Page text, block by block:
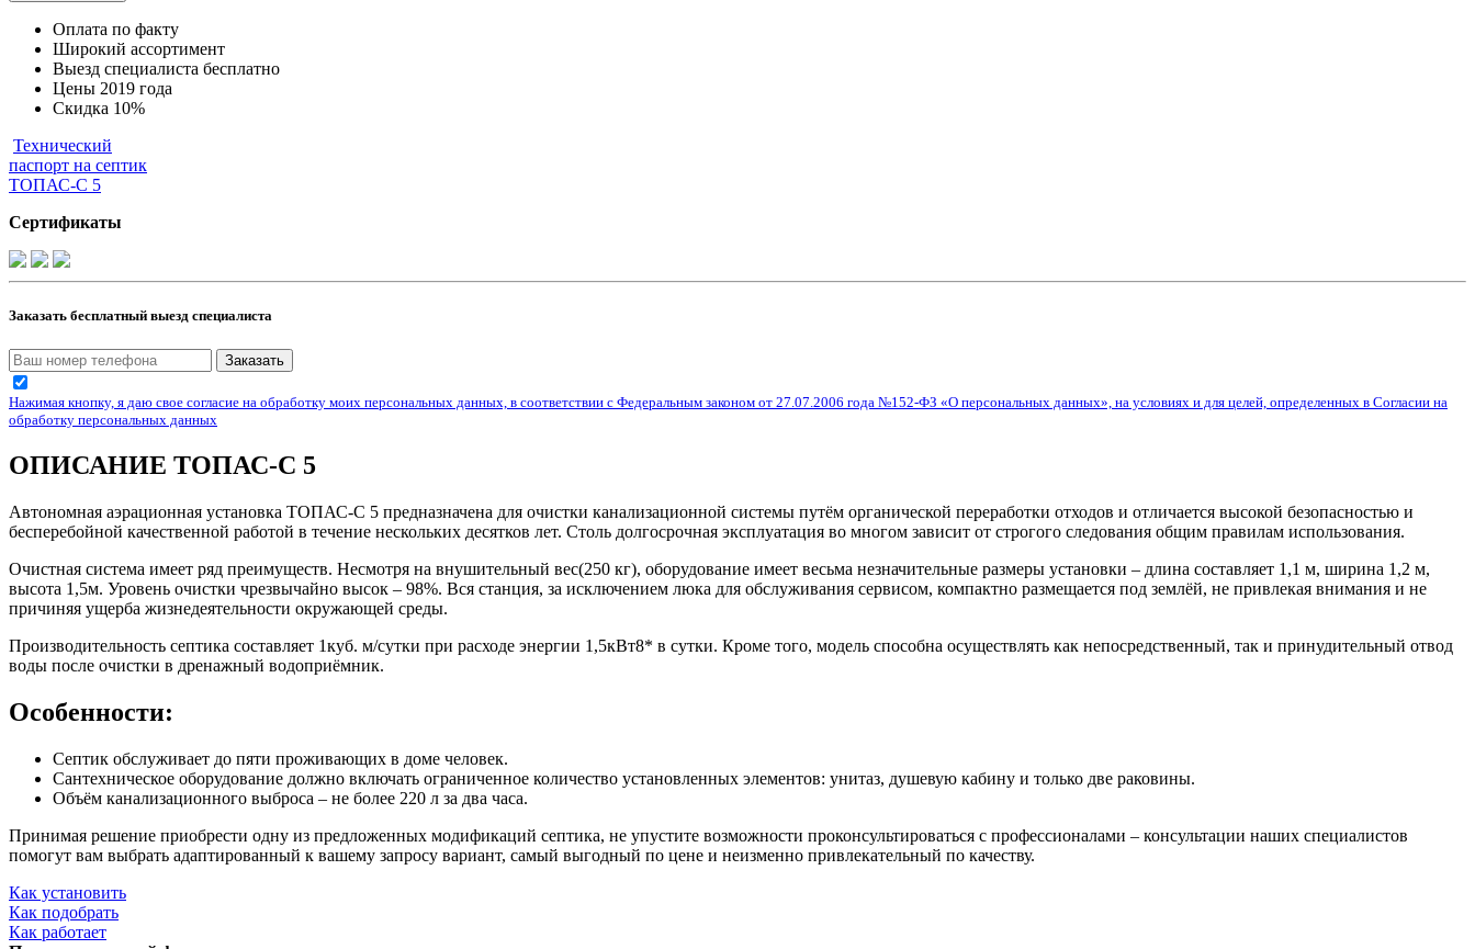
Оплата по факту
Широкий ассортимент
Выезд специалиста бесплатно
Цены 2019 года
Скидка 10%
Технический
паспорт на септик
ТОПАС-С 5
Cертификаты
Заказать бесплатный выезд специалиста
Заказать
Нажимая кнопку, я даю свое согласие на обработку моих персональных данных, в соответствии с Федеральным законом от 27.07.2006 года №152-ФЗ «О персональных данных», на условиях и для целей, определенных в Согласии на
обработку персональных данных
ОПИСАНИЕ ТОПАС-С 5
Автономная аэрационная установка ТОПАС-С 5 предназначена для очистки канализационной системы путём органической переработки отходов и отличается высокой безопасностью и
бесперебойной качественной работой в течение нескольких десятков лет. Столь долгосрочная эксплуатация во многом зависит от строгого следования общим правилам использования.
Очистная система имеет ряд преимуществ. Несмотря на внушительный вес(250 кг), оборудование имеет весьма незначительные размеры установки – длина составляет 1,1 м, ширина 1,2 м,
высота 1,5м. Уровень очистки чрезвычайно высок – 98%. Вся станция, за исключением люка для обслуживания сервисом, компактно размещается под землёй, не привлекая внимания и не
причиняя ущерба жизнедеятельности окружающей среды.
Производительность септика составляет 1куб. м/сутки при расходе энергии 1,5кВт8* в сутки. Кроме того, модель способна осуществлять как непосредственный, так и принудительный отвод
воды после очистки в дренажный водоприёмник.
Особенности:
Септик обслуживает до пяти проживающих в доме человек.
Сантехническое оборудование должно включать ограниченное количество установленных элементов: унитаз, душевую кабину и только две раковины.
Объём канализационного выброса – не более 220 л за два часа.
Принимая решение приобрести одну из предложенных модификаций септика, не упустите возможности проконсультироваться с профессионалами – консультации наших специалистов
помогут вам выбрать адаптированный к вашему запросу вариант, самый выгодный по цене и неизменно привлекательный по качеству.
Как установить
Как подобрать
Как работает